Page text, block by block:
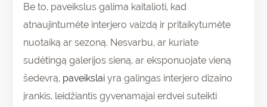
Be to, paveikslus galima kaitalioti, kad
atnaujintumėte interjero vaizdą ir pritaikytumėte
nuotaiką ar sezoną. Nesvarbu, ar kuriate
sudėtingą galerijos sieną, ar eksponuojate vieną
šedevrą, paveikslai yra galingas interjero dizaino
įrankis, leidžiantis gyvenamajai erdvei suteikti